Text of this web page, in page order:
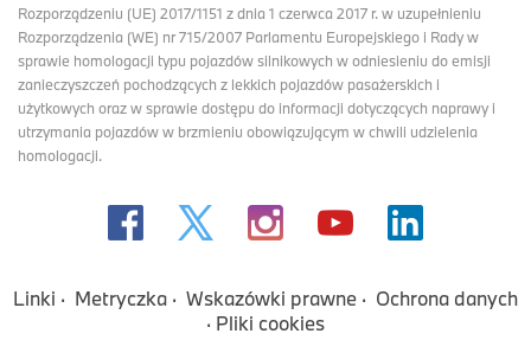
Rozporządzeniu (UE) 2017/1151 z dnia 1 czerwca 2017 r. w uzupełnieniu
Rozporządzenia (WE) nr 715/2007 Parlamentu Europejskiego i Rady w
sprawie homologacji typu pojazdów silnikowych w odniesieniu do emisji
zanieczyszczeń pochodzących z lekkich pojazdów pasażerskich i
użytkowych oraz w sprawie dostępu do informacji dotyczących naprawy i
utrzymania pojazdów w brzmieniu obowiązującym w chwili udzielenia
homologacji.
Linki Metryczka Wskazówki prawne
Ochrona danych
Pliki cookies